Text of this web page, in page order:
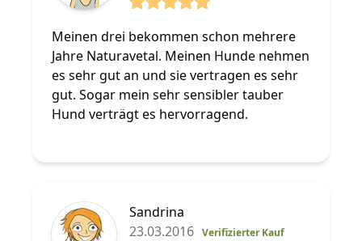
Meinen drei bekommen schon mehrere
Jahre Naturavetal. Meinen Hunde nehmen
es sehr gut an und sie vertragen es sehr
gut. Sogar mein sehr sensibler tauber
Hund verträgt es hervorragend.
Sandrina
23.03.2016 Verifizierter Kauf